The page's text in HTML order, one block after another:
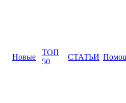
Новые
ТОП
50
СТАТЬИ